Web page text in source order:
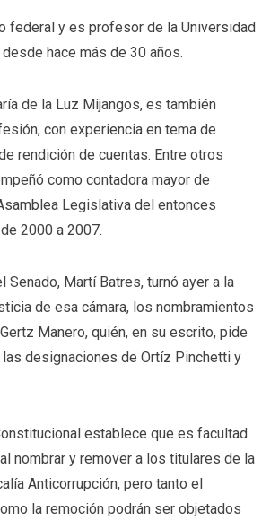
federal y es profesor de la Universidad
hace más de 30 años.
de la Luz Mijangos, es también
con experiencia en tema de
rendición de cuentas. Entre otros
como contadora mayor de
Legislativa del entonces
2000 a 2007.
Senado, Martí Batres, turnó ayer a la
de esa cámara, los nombramientos
Manero, quién, en su escrito, pide
designaciones de Ortíz Pinchetti y
establece que es facultad
nombrar y remover a los titulares de la
Anticorrupción, pero tanto el
la remoción podrán ser objetados